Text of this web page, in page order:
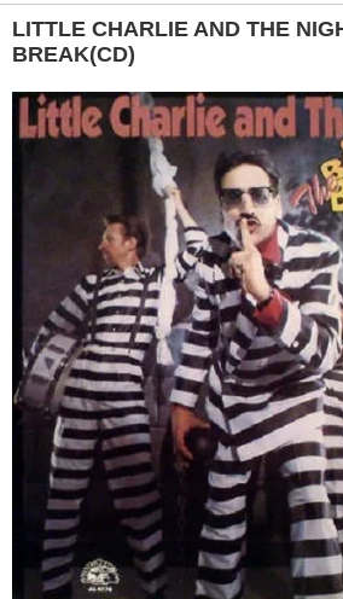
LITTLE CHARLIE AND THE
BREAK(CD)